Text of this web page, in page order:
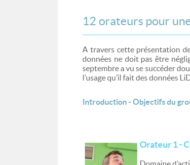
12 orateurs pour
A travers cette présentation
données ne doit pas être
septembre a vu se succéder
l’usage qu’il fait des données
Introduction - Objectifs du
Orateur 1 -